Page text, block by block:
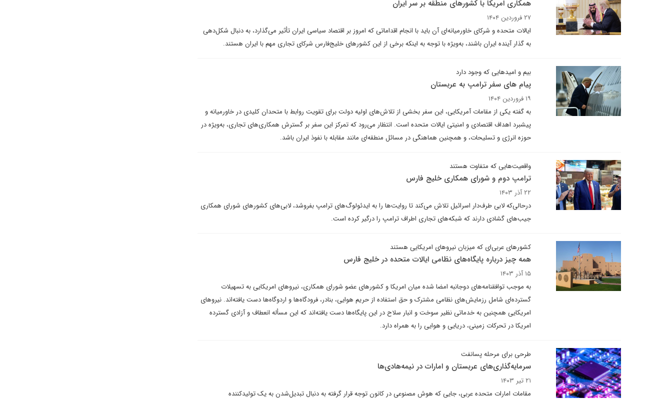
همکاری امریکا با کشورهای منطقه بر سر ایران
۲۷ فروردین ۱۴۰۴
ایالات متحده و شرکای خاورمیانه‌ای آن باید با انجام اقداماتی که امروز بر اقتصاد سیاسی ایران تأثیر می‌گذارد، به دنبال شکل‌دهی
به گذار آینده ایران باشند، به‌ویژه با توجه به اینکه برخی از این کشورهای خلیج‌فارس شرکای تجاری مهم با ایران هستند.
بیم و امیدهایی که وجود دارد
پیام های سفر ترامپ به عربستان
۱۹ فروردین ۱۴۰۴
به گفته یکی از مقامات آمریکایی، این سفر بخشی از تلاش‌های اولیه دولت برای تقویت روابط با متحدان کلیدی در خاورمیانه و
پیشبرد اهداف اقتصادی و امنیتی ایالات متحده است. انتظار می‌رود که تمرکز این سفر بر گسترش همکاری‌های تجاری، به‌ویژه در
حوزه انرژی و تسلیحات، و همچنین هماهنگی در مسائل منطقه‌ای مانند مقابله با نفوذ ایران باشد.
واقعیت‌هایی که متفاوت هستند
ترامپ دوم و شورای همکاری خلیج فارس
۲۲ آذر ۱۴۰۳
درحالی‌که لابی طرف‌دار اسرائیل تلاش می‌کند تا روایت‌ها را به ایدئولوگ‌های ترامپ بفروشد، لابی‌های کشورهای شورای همکاری
جیب‌های گشادی دارند که شبکه‌های تجاری اطراف ترامپ را درگیر کرده است.
کشورهای عربی‌ای که میزبان نیروهای امریکایی هستند
همه چیز درباره پایگاه‌های نظامی ایالات متحده در خلیج فارس
۱۵ آذر ۱۴۰۳
به موجب توافقنامه‌های دوجانبه امضا شده میان امریکا و کشورهای عضو شورای همکاری، نیروهای امریکایی به تسهیلات
گسترده‌ای شامل رزمایش‌های نظامی مشترک و حق استفاده از حریم هوایی، بنادر، فرودگاه‌ها و اردوگاه‌ها دست یافته‌اند. نیروهای
امریکایی همچنین به خدماتی نظیر سوخت و انبار سلاح در این پایگاه‌ها دست یافته‌اند که این مسأله انعطاف و آزادی گسترده
امریکا در تحرکات زمینی، دریایی و هوایی را به همراه دارد.
طرحی برای مرحله پسانفت
سرمایه‌گذاری‌های عربستان و امارات در نیمه‌هادی‌ها
۲۱ تیر ۱۴۰۳
مقامات امارات متحده عربی، جایی که هوش مصنوعی در کانون توجه قرار گرفته به دنبال تبدیل‌شدن به یک تولیدکننده